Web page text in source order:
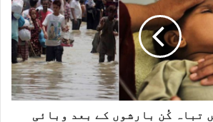
تباہ کُن بارشوں کے بعد وبائی